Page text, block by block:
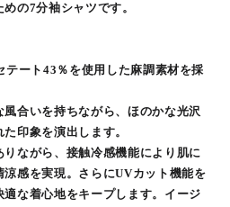
の7分袖シャツです。
テート43％を使用した麻調素材を採
風合いを持ちながら、ほのかな光沢
印象を演出します。
ながら、接触冷感機能により肌に
感を実現。さらにUVカット機能を
な着心地をキープします。イージ